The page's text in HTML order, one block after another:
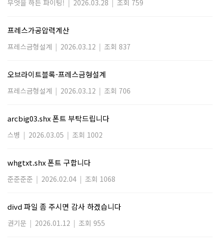
무엇을 하든 파이팅! 2026.03.28 조회 759
프레스가공압력계산
프레스금형설계 | 2026.03.12 | 조회 837
오브라이트블록-프레스금형설계
프레스금형설계 | 2026.03.12 | 조회 706
arcbig03.shx 폰트 부탁드립니다
스병 | 2026.03.05 | 조회 1002
whgtxt.shx 폰트 구합니다
준준준준 | 2026.02.04 | 조회 1068
divd 파일 좀 주시면 감사 하겠습니다
권기문 | 2026.01.12 | 조회 955